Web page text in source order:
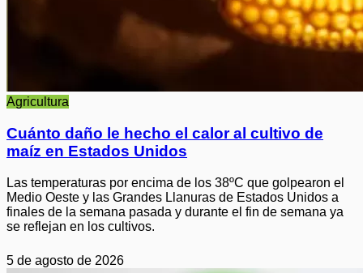
Agricultura
Cuánto daño le hecho el calor al cultivo de
maíz en Estados Unidos
Las temperaturas por encima de los 38ºC que golpearon el
Medio Oeste y las Grandes Llanuras de Estados Unidos a
finales de la semana pasada y durante el fin de semana ya
se reflejan en los cultivos.
5 de agosto de 2026